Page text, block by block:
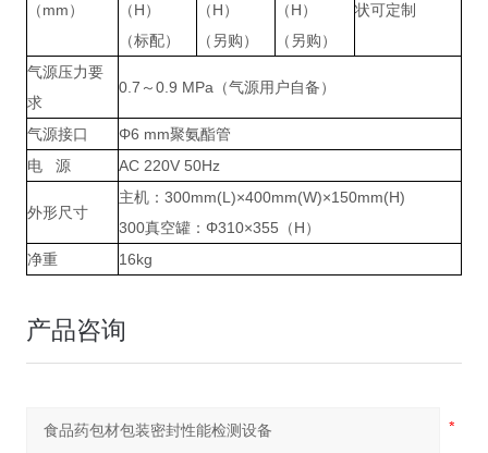
（mm）
（H）
（标配）
（H）
（另购）
（H）
（另购）
状可定制
气源压力要
求
0.7～0.9 MPa（气源用户自备）
气源接口
Φ6 mm聚氨酯管
电 源
AC 220V 50Hz
外形尺寸
主机：300mm(L)×400mm(W)×150mm(H)
300真空罐：Φ310×355（H）
净重
16kg
产品咨询